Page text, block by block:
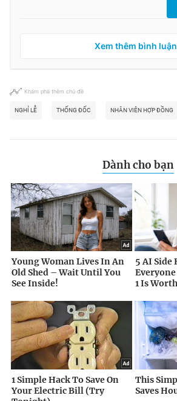
Xem thêm bình luận
Khám phá thêm chủ đề
NGHỈ LỄ THỐNG ĐỐC NHÂN VIÊN HỢP ĐỒNG